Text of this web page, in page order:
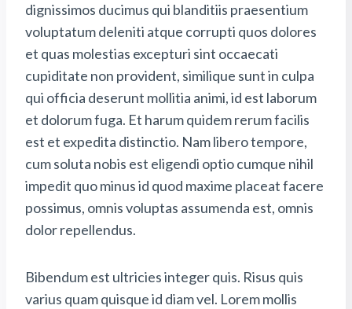
dignissimos ducimus qui blanditiis praesentium
voluptatum deleniti atque corrupti quos dolores
et quas molestias excepturi sint occaecati
cupiditate non provident, similique sunt in culpa
qui officia deserunt mollitia animi, id est laborum
et dolorum fuga. Et harum quidem rerum facilis
est et expedita distinctio. Nam libero tempore,
cum soluta nobis est eligendi optio cumque nihil
impedit quo minus id quod maxime placeat facere
possimus, omnis voluptas assumenda est, omnis
dolor repellendus.
Bibendum est ultricies integer quis. Risus quis
varius quam quisque id diam vel. Lorem mollis